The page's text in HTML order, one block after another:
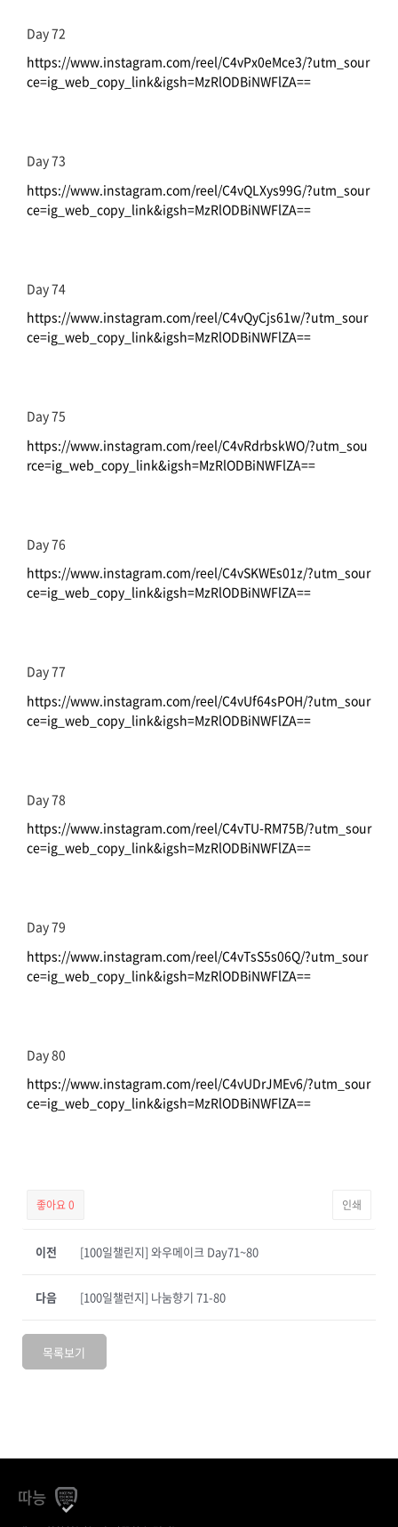
Day 72
https://www.instagram.com/reel/C4vPx0eMce3/?utm_sour
ce=ig_web_copy_link&igsh=MzRlODBiNWFlZA==
Day 73
https://www.instagram.com/reel/C4vQLXys99G/?utm_sour
ce=ig_web_copy_link&igsh=MzRlODBiNWFlZA==
Day 74
https://www.instagram.com/reel/C4vQyCjs61w/?utm_sour
ce=ig_web_copy_link&igsh=MzRlODBiNWFlZA==
Day 75
https://www.instagram.com/reel/C4vRdrbskWO/?utm_sou
rce=ig_web_copy_link&igsh=MzRlODBiNWFlZA==
Day 76
https://www.instagram.com/reel/C4vSKWEs01z/?utm_sour
ce=ig_web_copy_link&igsh=MzRlODBiNWFlZA==
Day 77
https://www.instagram.com/reel/C4vUf64sPOH/?utm_sour
ce=ig_web_copy_link&igsh=MzRlODBiNWFlZA==
Day 78
https://www.instagram.com/reel/C4vTU-RM75B/?utm_sour
ce=ig_web_copy_link&igsh=MzRlODBiNWFlZA==
Day 79
https://www.instagram.com/reel/C4vTsS5s06Q/?utm_sour
ce=ig_web_copy_link&igsh=MzRlODBiNWFlZA==
Day 80
https://www.instagram.com/reel/C4vUDrJMEv6/?utm_sour
ce=ig_web_copy_link&igsh=MzRlODBiNWFlZA==
좋아요0 인쇄
이전 [100일챌린지] 와우메이크 Day71~80
[100일챌런지] 나눔향기 71-80
다음
목록보기
따능